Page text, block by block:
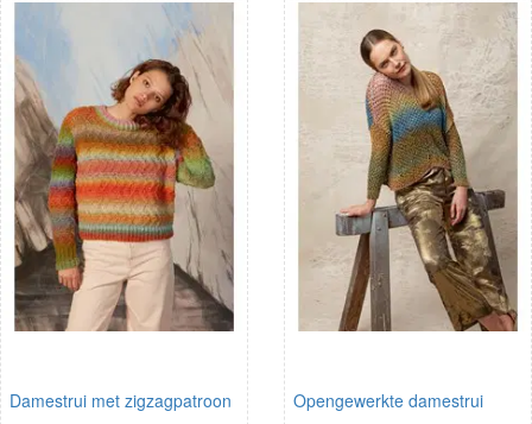
Damestrui met zigzagpatroon Opengewerkte damestrui